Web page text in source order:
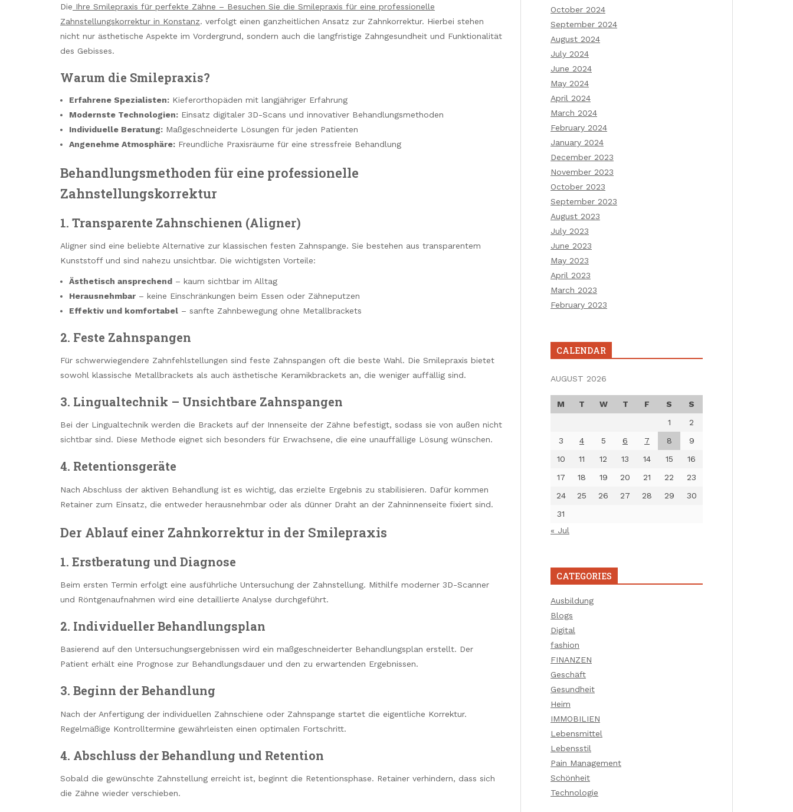
Die Ihre Smilepraxis für perfekte Zähne – Besuchen Sie die Smilepraxis für eine professionelle
Zahnstellungskorrektur in Konstanz. verfolgt einen ganzheitlichen Ansatz zur Zahnkorrektur. Hierbei stehen
nicht nur ästhetische Aspekte im Vordergrund, sondern auch die langfristige Zahngesundheit und Funktionalität
des Gebisses.
Warum die Smilepraxis?
Erfahrene Spezialisten: Kieferorthopäden mit langjähriger Erfahrung
Modernste Technologien: Einsatz digitaler 3D-Scans und innovativer Behandlungsmethoden
Individuelle Beratung: Maßgeschneiderte Lösungen für jeden Patienten
Angenehme Atmosphäre: Freundliche Praxisräume für eine stressfreie Behandlung
Behandlungsmethoden für eine professionelle
Zahnstellungskorrektur
1. Transparente Zahnschienen (Aligner)
Aligner sind eine beliebte Alternative zur klassischen festen Zahnspange. Sie bestehen aus transparentem
Kunststoff und sind nahezu unsichtbar. Die wichtigsten Vorteile:
Ästhetisch ansprechend – kaum sichtbar im Alltag
Herausnehmbar – keine Einschränkungen beim Essen oder Zähneputzen
Effektiv und komfortabel – sanfte Zahnbewegung ohne Metallbrackets
2. Feste Zahnspangen
Für schwerwiegendere Zahnfehlstellungen sind feste Zahnspangen oft die beste Wahl. Die Smilepraxis bietet
sowohl klassische Metallbrackets als auch ästhetische Keramikbrackets an, die weniger auffällig sind.
3. Lingualtechnik – Unsichtbare Zahnspangen
Bei der Lingualtechnik werden die Brackets auf der Innenseite der Zähne befestigt, sodass sie von außen nicht
sichtbar sind. Diese Methode eignet sich besonders für Erwachsene, die eine unauffällige Lösung wünschen.
4. Retentionsgeräte
Nach Abschluss der aktiven Behandlung ist es wichtig, das erzielte Ergebnis zu stabilisieren. Dafür kommen
Retainer zum Einsatz, die entweder herausnehmbar oder als dünner Draht an der Zahninnenseite fixiert sind.
Der Ablauf einer Zahnkorrektur in der Smilepraxis
1. Erstberatung und Diagnose
Beim ersten Termin erfolgt eine ausführliche Untersuchung der Zahnstellung. Mithilfe moderner 3D-Scanner
und Röntgenaufnahmen wird eine detaillierte Analyse durchgeführt.
2. Individueller Behandlungsplan
Basierend auf den Untersuchungsergebnissen wird ein maßgeschneiderter Behandlungsplan erstellt. Der
Patient erhält eine Prognose zur Behandlungsdauer und den zu erwartenden Ergebnissen.
3. Beginn der Behandlung
Nach der Anfertigung der individuellen Zahnschiene oder Zahnspange startet die eigentliche Korrektur.
Regelmäßige Kontrolltermine gewährleisten einen optimalen Fortschritt.
4. Abschluss der Behandlung und Retention
Sobald die gewünschte Zahnstellung erreicht ist, beginnt die Retentionsphase. Retainer verhindern, dass sich
die Zähne wieder verschieben.
October 2024
September 2024
August 2024
July 2024
June 2024
May 2024
April 2024
March 2024
February 2024
January 2024
December 2023
November 2023
October 2023
September 2023
August 2023
July 2023
June 2023
May 2023
April 2023
March 2023
February 2023
CALENDAR
AUGUST 2026
M T W T F S
S
1
2
3
4 5 6 7 8
9
10
11 12 13 14 15
16
17
18 19 20 21 22
23
24
25 26 27 28 29
30
31
« Jul
CATEGORIES
Ausbildung
Blogs
Digital
fashion
FINANZEN
Geschäft
Gesundheit
Heim
IMMOBILIEN
Lebensmittel
Lebensstil
Pain Management
Schönheit
Technologie